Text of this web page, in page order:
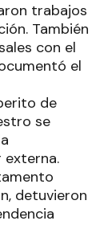
trabajos
También
con el
el
de
se
detuvieron